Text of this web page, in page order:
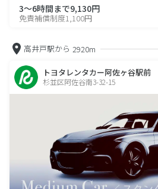
3～6時間まで9,130円
免責補償制度1,100円
高井戸駅から 2920m
トヨタレンタカー阿佐ヶ谷駅前
杉並区阿佐谷南3-32-15